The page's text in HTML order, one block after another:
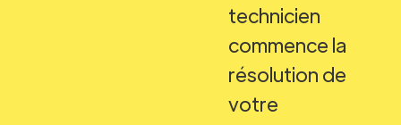
technicien
commence la
résolution de
votre